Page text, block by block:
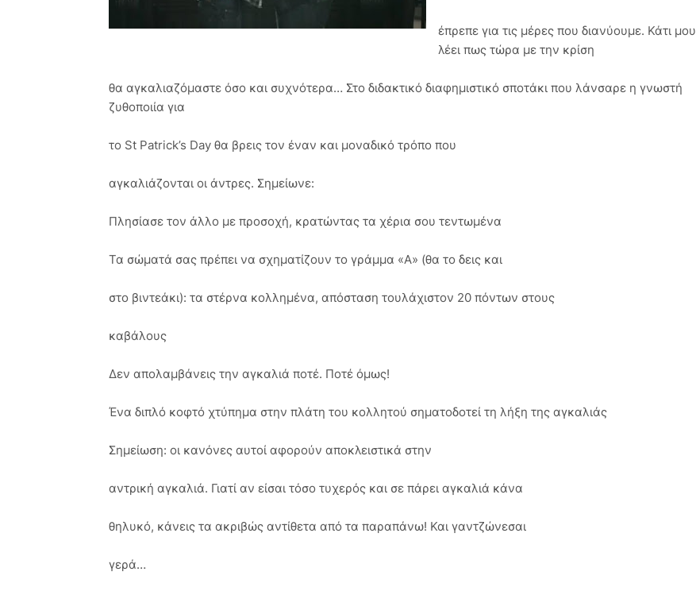
έπρεπε για τις μέρες που διανύουμε. Κάτι μου
λέει πως τώρα με την κρίση
θα αγκαλιαζόμαστε όσο και συχνότερα… Στο διδακτικό διαφημιστικό σποτάκι που λάνσαρε η γνωστή
ζυθοποιία για
το St Patrick’s Day θα βρεις τον έναν και μοναδικό τρόπο που
αγκαλιάζονται οι άντρες. Σημείωνε:
Πλησίασε τον άλλο με προσοχή, κρατώντας τα χέρια σου τεντωμένα
Τα σώματά σας πρέπει να σχηματίζουν το γράμμα «Α» (θα το δεις και
στο βιντεάκι): τα στέρνα κολλημένα, απόσταση τουλάχιστον 20 πόντων στους
καβάλους
Δεν απολαμβάνεις την αγκαλιά ποτέ. Ποτέ όμως!
Ένα διπλό κοφτό χτύπημα στην πλάτη του κολλητού σηματοδοτεί τη λήξη της αγκαλιάς
Σημείωση: οι κανόνες αυτοί αφορούν αποκλειστικά στην
αντρική αγκαλιά. Γιατί αν είσαι τόσο τυχερός και σε πάρει αγκαλιά κάνα
θηλυκό, κάνεις τα ακριβώς αντίθετα από τα παραπάνω! Και γαντζώνεσαι
γερά…